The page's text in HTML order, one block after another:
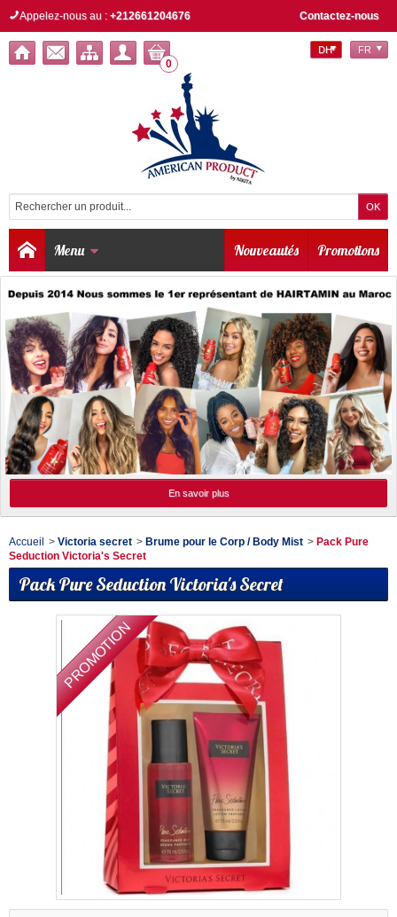
Contactez-nous
Appelez-nous au : +212661204676
0
DH FR
Menu Promotions
Nouveautés
En savoir plus
Accueil > Victoria secret > Brume pour le Corp / Body Mist > Pack Pure
Seduction Victoria's Secret
Pack Pure Seduction Victoria's Secret
PROMOTION